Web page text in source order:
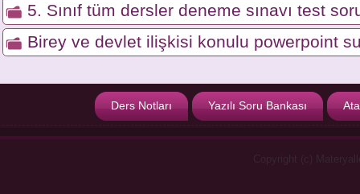
5. Sınıf tüm dersler deneme sınavı test
Birey ve devlet ilişkisi konulu powerpoint
Ders Notları Yazılı Soru Bankası